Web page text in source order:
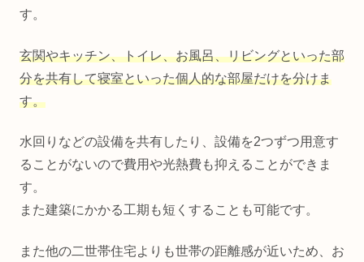
す。
玄関やキッチン、トイレ、お風呂、リビングといった部
分を共有して寝室といった個人的な部屋だけを分けま
す。
水回りなどの設備を共有したり、設備を2つずつ用意す
ることがないので費用や光熱費も抑えることができま
す。
また建築にかかる工期も短くすることも可能です。
また他の二世帯住宅よりも世帯の距離感が近いため、お